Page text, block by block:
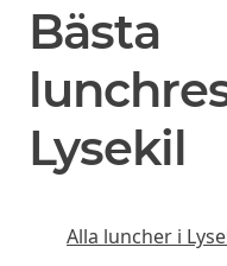
Bästa
Lysekil
Alla luncher i